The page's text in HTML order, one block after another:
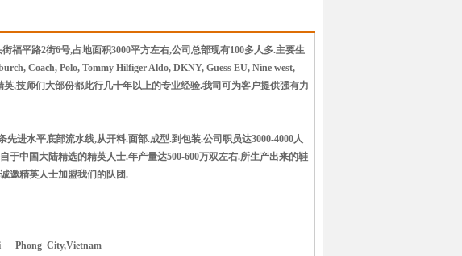
平路2街6号,占地面积3000平方左右,公司总部现有100多人多.主要生
Coach, Polo, Tommy Hilfiger Aldo, DKNY, Guess EU, Nine west,
,技师们大部份都此行几十年以上的专业经验.我司可为客户提供强有力
进水平底部流水线,从开料.面部.成型.到包装.公司职员达3000-4000人
中国大陆精选的精英人士.年产量达500-600万双左右.所生产出来的鞋
邀精英人士加盟我们的队团.
Phong City,Vietnam